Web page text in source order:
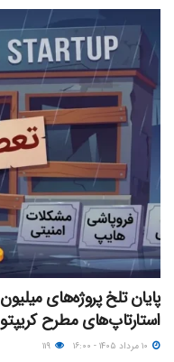
استارتاپ‌های مطرح کریپتو